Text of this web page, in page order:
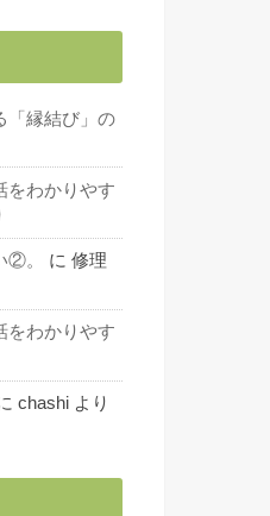
「縁結び」の
をわかりやす
②。 に 修理
をわかりやす
chashi より